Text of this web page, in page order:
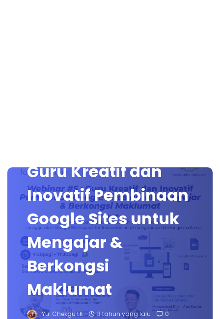
Guru Kreatif dan
Inovatif Pembinaan
Google Sites untuk
Mengajar &
Berkongsi
Maklumat
Yu. Chekgu LK 3 tahun yang lalu 0